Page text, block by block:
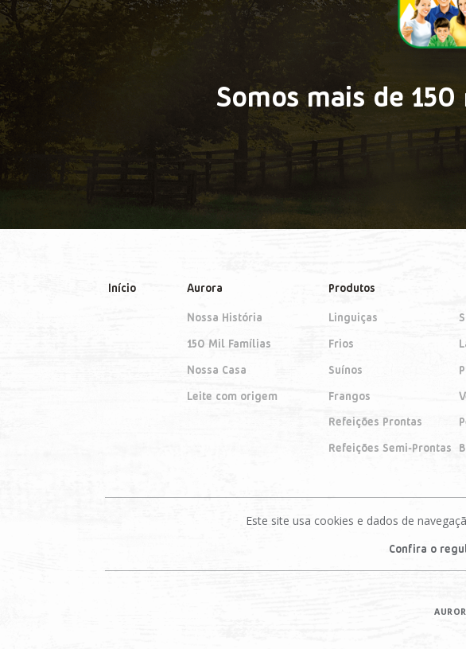
Somos mais de
Início Aurora
Nossa História
150 Mil Famílias
Nossa Casa
Leite com origem
Produtos
Linguiças
Frios
Suínos
Frangos
Refeições Prontas
Refeições Semi-Prontas
Este site usa cookies e dados de
Confira o